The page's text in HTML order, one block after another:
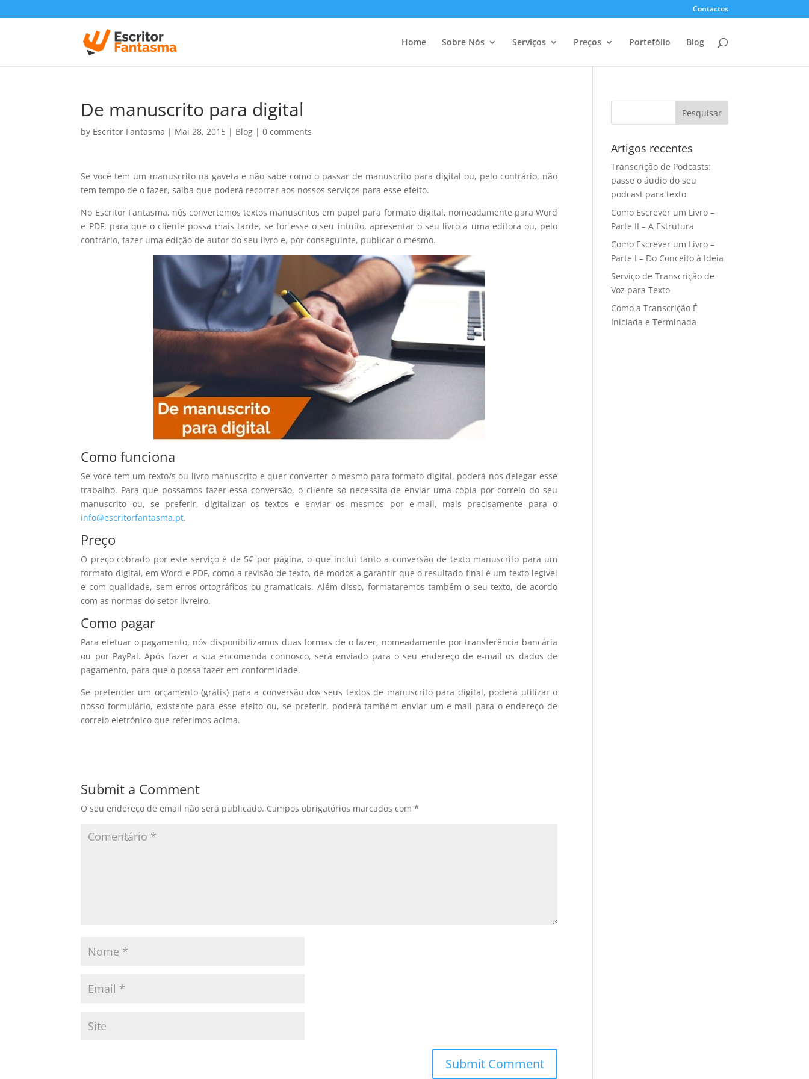
Contactos
Home Sobre Nós Serviços Preços Portefólio Blog
De manuscrito para digital
by Escritor Fantasma | Mai 28, 2015 | Blog |0 comments
Se você tem um manuscrito na gaveta e não sabe como o passar de manuscrito para digital ou, pelo contrário, não
tem tempo de o fazer, saiba que poderá recorrer aos nossos serviços para esse efeito.
No Escritor Fantasma, nós convertemos textos manuscritos em papel para formato digital, nomeadamente para Word
e PDF, para que o cliente possa mais tarde, se for esse o seu intuito, apresentar o seu livro a uma editora ou, pelo
contrário, fazer uma edição de autor do seu livro e, por conseguinte, publicar o mesmo.
Como funciona
Se você tem um texto/s ou livro manuscrito e quer converter o mesmo para formato digital, poderá nos delegar esse
trabalho. Para que possamos fazer essa conversão, o cliente só necessita de enviar uma cópia por correio do seu
manuscrito ou, se preferir, digitalizar os textos e enviar os mesmos por e-mail, mais precisamente para o
info@escritorfantasma.pt.
Preço
O preço cobrado por este serviço é de 5€ por página, o que inclui tanto a conversão de texto manuscrito para um
formato digital, em Word e PDF, como a revisão de texto, de modos a garantir que o resultado final é um texto legível
e com qualidade, sem erros ortográficos ou gramaticais. Além disso, formataremos também o seu texto, de acordo
com as normas do setor livreiro.
Como pagar
Para efetuar o pagamento, nós disponibilizamos duas formas de o fazer, nomeadamente por transferência bancária
ou por PayPal. Após fazer a sua encomenda connosco, será enviado para o seu endereço de e-mail os dados de
pagamento, para que o possa fazer em conformidade.
Se pretender um orçamento (grátis) para a conversão dos seus textos de manuscrito para digital, poderá utilizar o
nosso formulário, existente para esse efeito ou, se preferir, poderá também enviar um e-mail para o endereço de
correio eletrónico que referimos acima.
Submit a Comment
O seu endereço de email não será publicado. Campos obrigatórios marcados com*
Artigos recentes
Transcrição de Podcasts:
passe o áudio do seu
podcast para texto
Como Escrever um Livro –
Parte II – A Estrutura
Como Escrever um Livro –
Parte I – Do Conceito à Ideia
Serviço de Transcrição de
Voz para Texto
Como a Transcrição É
Iniciada e Terminada